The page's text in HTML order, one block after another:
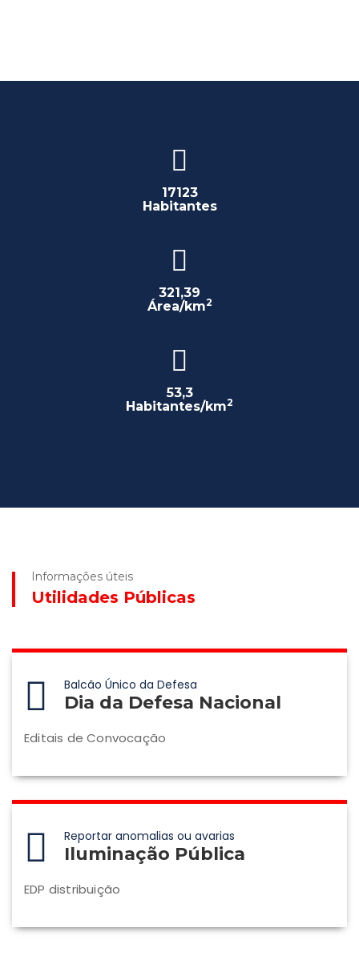
17123
Habitantes
321,39
Área/km2
53,3
Habitantes/km2
Informações úteis
Utilidades Públicas
Balcão Único da Defesa
Dia da Defesa Nacional
Editais de Convocação
Reportar anomalias ou avarias
Iluminação Pública
EDP distribuição